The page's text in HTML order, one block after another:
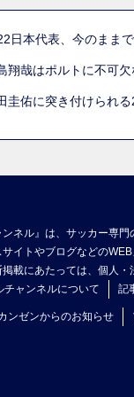
日本代表、今のまま
翔哉はポルトに不可
圭佑に突き付けられ
ンネル』は、サッカー専
サイトやブログなどの
載にあたっては、個人
チャンネルについて
記
ンゼンからのお知らせ